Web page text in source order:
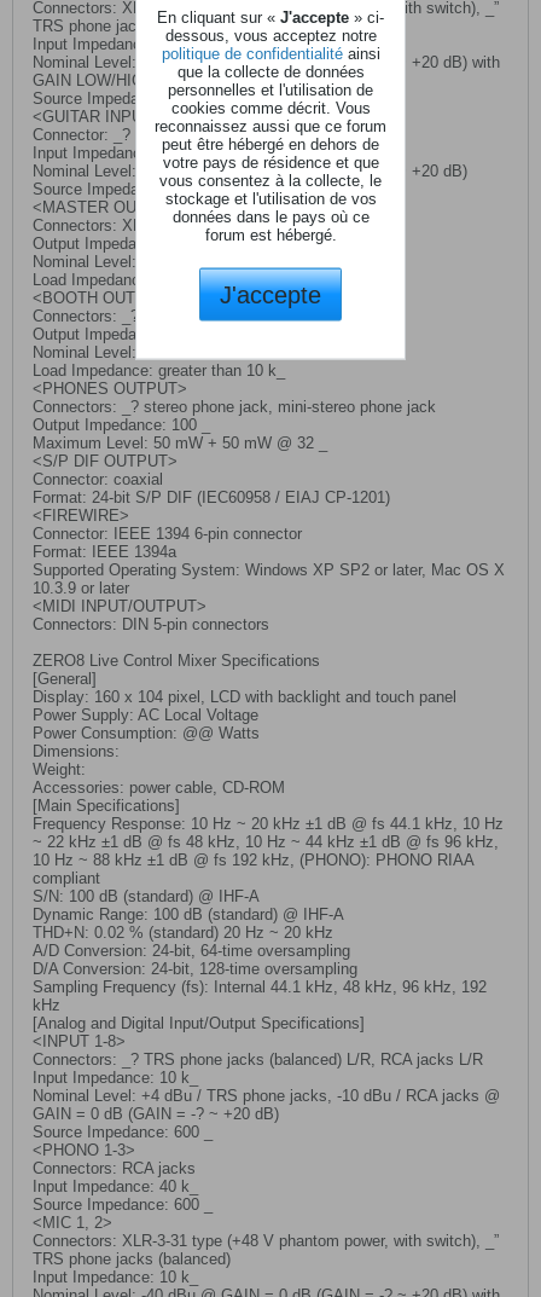
Connectors: XLR-3-31 type (+48 V phantom power, with switch), _”
TRS phone jack (balanced)
Input Impedance: 10 k_
Nominal Level: -40 dBu @ GAIN = 0 dB (GAIN = -? ~ +20 dB) with
GAIN LOW/HIGH SW
Source Impedance: 600 _
<GUITAR INPUT>
Connector: _? phone jack (unbalanced)
Input Impedance: 1 M_
Nominal Level: -30 dBu @ GAIN = 0 dB (GAIN = -? ~ +20 dB)
Source Impedance: 600 _
<MASTER OUTPUT L/R>
Connectors: XLR-3-32 type
Output Impedance: 150 _
Nominal Level: +4 dBu
Load Impedance: greater than 10 k_
<BOOTH OUTPUT L/R>
Connectors: _? TRS phone jacks (balanced)
Output Impedance: 150 _
Nominal Level: +4 dBu
Load Impedance: greater than 10 k_
<PHONES OUTPUT>
Connectors: _? stereo phone jack, mini-stereo phone jack
Output Impedance: 100 _
Maximum Level: 50 mW + 50 mW @ 32 _
<S/P DIF OUTPUT>
Connector: coaxial
Format: 24-bit S/P DIF (IEC60958 / EIAJ CP-1201)
<FIREWIRE>
Connector: IEEE 1394 6-pin connector
Format: IEEE 1394a
Supported Operating System: Windows XP SP2 or later, Mac OS X
10.3.9 or later
<MIDI INPUT/OUTPUT>
Connectors: DIN 5-pin connectors
ZERO8 Live Control Mixer Specifications
[General]
Display: 160 x 104 pixel, LCD with backlight and touch panel
Power Supply: AC Local Voltage
Power Consumption: @@ Watts
Dimensions:
Weight:
Accessories: power cable, CD-ROM
[Main Specifications]
Frequency Response: 10 Hz ~ 20 kHz ±1 dB @ fs 44.1 kHz, 10 Hz
~ 22 kHz ±1 dB @ fs 48 kHz, 10 Hz ~ 44 kHz ±1 dB @ fs 96 kHz,
10 Hz ~ 88 kHz ±1 dB @ fs 192 kHz, (PHONO): PHONO RIAA
compliant
S/N: 100 dB (standard) @ IHF-A
Dynamic Range: 100 dB (standard) @ IHF-A
THD+N: 0.02 % (standard) 20 Hz ~ 20 kHz
A/D Conversion: 24-bit, 64-time oversampling
D/A Conversion: 24-bit, 128-time oversampling
Sampling Frequency (fs): Internal 44.1 kHz, 48 kHz, 96 kHz, 192
kHz
[Analog and Digital Input/Output Specifications]
<INPUT 1-8>
Connectors: _? TRS phone jacks (balanced) L/R, RCA jacks L/R
Input Impedance: 10 k_
Nominal Level: +4 dBu / TRS phone jacks, -10 dBu / RCA jacks @
GAIN = 0 dB (GAIN = -? ~ +20 dB)
Source Impedance: 600 _
<PHONO 1-3>
Connectors: RCA jacks
Input Impedance: 40 k_
Source Impedance: 600 _
<MIC 1, 2>
Connectors: XLR-3-31 type (+48 V phantom power, with switch), _”
TRS phone jacks (balanced)
Input Impedance: 10 k_
En cliquant sur « J'accepte » ci-
dessous, vous acceptez notre
politique de confidentialitéainsi
que la collecte de données
personnelles et l'utilisation de
cookies comme décrit. Vous
reconnaissez aussi que ce forum
peut être hébergé en dehors de
votre pays de résidence et que
vous consentez à la collecte, le
stockage et l'utilisation de vos
données dans le pays où ce
forum est hébergé.
J'accepte